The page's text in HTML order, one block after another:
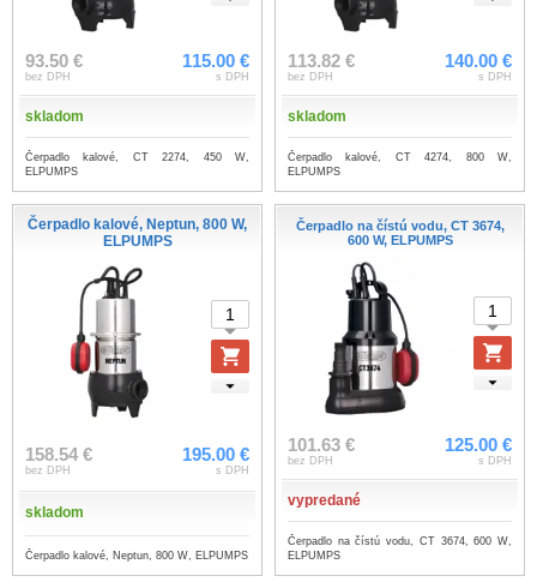
93.50 €
bez DPH
115.00 €
s DPH
skladom
Čerpadlo kalové, CT 2274, 450 W,
ELPUMPS
113.82 €
bez DPH
140.00 €
s DPH
skladom
Čerpadlo kalové, CT 4274, 800 W,
ELPUMPS
Čerpadlo kalové, Neptun, 800 W,
ELPUMPS
158.54 €
bez DPH
195.00 €
s DPH
skladom
Čerpadlo kalové, Neptun, 800 W, ELPUMPS
Čerpadlo na čístú vodu, CT 3674,
600 W, ELPUMPS
101.63 €
bez DPH
125.00 €
s DPH
vypredané
Čerpadlo na čístú vodu, CT 3674, 600 W,
ELPUMPS